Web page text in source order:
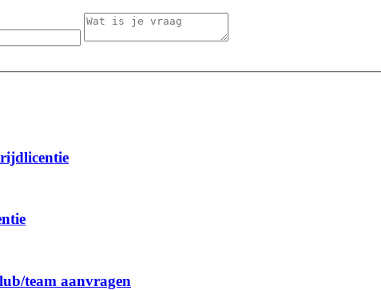
team aanvragen